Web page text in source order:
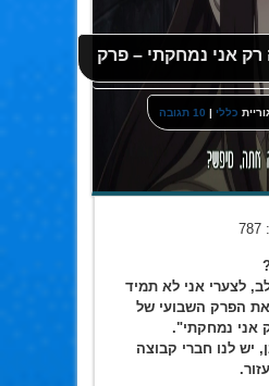
אני נמחקתי – פרק
כללי | 10 תגובה
787
לצערי אני לא תמיד
את הפרק השבועי של
אני נמחקתי".
יש לנו חברי קבוצה